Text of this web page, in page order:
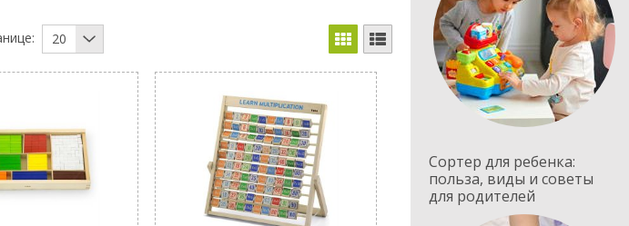
20
Сортер для ребенка:
польза, виды и советы
для родителей